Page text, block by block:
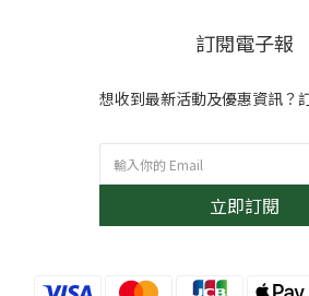
訂閱電子報
想收到最新活動及優惠資訊？
立即訂閱